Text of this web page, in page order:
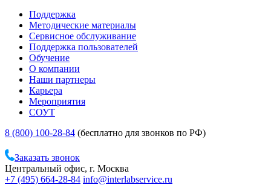
Поддержка
Методические материалы
Сервисное обслуживание
Поддержка пользователей
Обучение
О компании
Наши партнеры
Карьера
Мероприятия
СОУТ
8 (800) 100-28-84 (бесплатно для звонков по РФ)
Заказать звонок
Центральный офис, г. Москва
+7 (495) 664-28-84 info@interlabservice.ru